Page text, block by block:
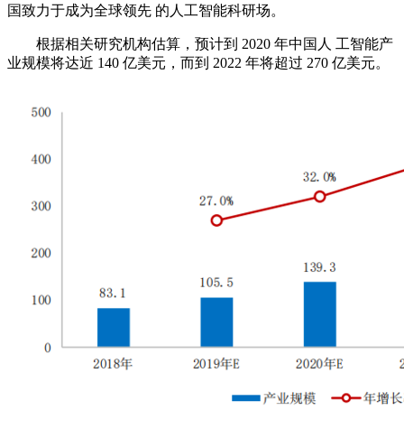
国致力于成为全球领先 的人工智能科研场。
根据相关研究机构估算，预计到 2020 年中国人 工智能产
业规模将达近 140 亿美元，而到 2022 年将超过 270 亿美元。